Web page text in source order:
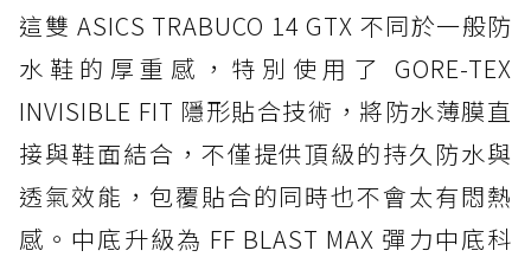
這雙 ASICS TRABUCO 14 GTX 不同於一般防
水鞋的厚重感，特別使用了 GORE-TEX
INVISIBLE FIT 隱形貼合技術，將防水薄膜直
接與鞋面結合，不僅提供頂級的持久防水與
透氣效能，包覆貼合的同時也不會太有悶熱
感。中底升級為 FF BLAST MAX 彈力中底科